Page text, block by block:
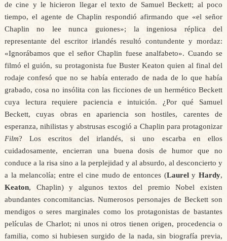
de cine y le hicieron llegar el texto de Samuel Beckett; al poco
tiempo, el agente de Chaplin respondió afirmando que «el señor
Chaplin no lee nunca guiones»; la ingeniosa réplica del
representante del escritor irlandés resultó contundente y mordaz:
«Ignorábamos que el señor Chaplin fuese analfabeto». Cuando se
filmó el guión, su protagonista fue Buster Keaton quien al final del
rodaje confesó que no se había enterado de nada de lo que había
grabado, cosa no insólita con las ficciones de un hermético Beckett
cuya lectura requiere paciencia e intuición. ¿Por qué Samuel
Beckett, cuyas obras en apariencia son hostiles, carentes de
esperanza, nihilistas y abstrusas escogió a Chaplin para protagonizar
Film? Los escritos del irlandés, si uno escarba en ellos
cuidadosamente, encierran una buena dosis de humor que no
conduce a la risa sino a la perplejidad y al absurdo, al desconcierto y
a la melancolía; entre el cine mudo de entonces (LaurelyHardy,
Keaton, Chaplin) y algunos textos del premio Nobel existen
abundantes concomitancias. Numerosos personajes de Beckett son
mendigos o seres marginales como los protagonistas de bastantes
películas de Charlot; ni unos ni otros tienen origen, procedencia o
familia, como si hubiesen surgido de la nada, sin biografía previa,